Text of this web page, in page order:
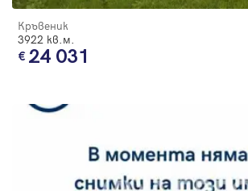
Кръвеник
3922 кв.м.
24 031